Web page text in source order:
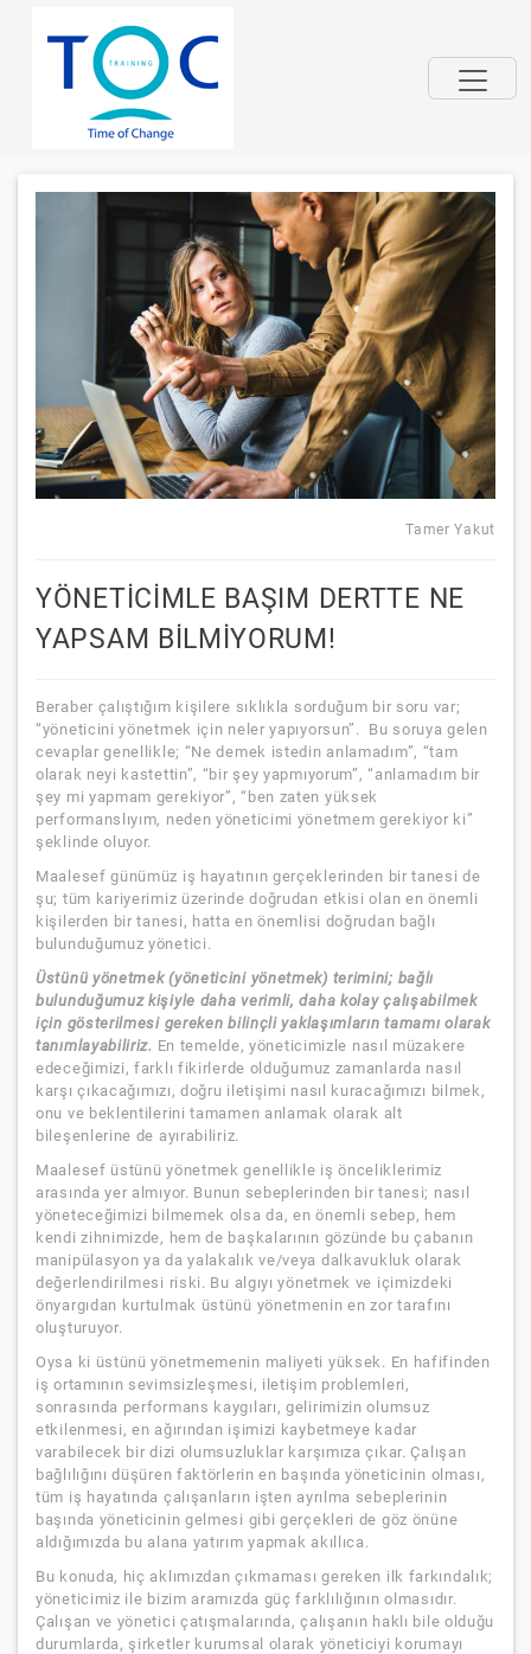
Tamer Yakut
YÖNETİCİMLE BAŞIM DERTTE NE
YAPSAM BİLMİYORUM!
Beraber çalıştığım kişilere sıklıkla sorduğum bir soru var;
“yöneticini yönetmek için neler yapıyorsun”. Bu soruya gelen
cevaplar genellikle; “Ne demek istedin anlamadım”, “tam
olarak neyi kastettin”, “bir şey yapmıyorum”, “anlamadım bir
şey mi yapmam gerekiyor”, “ben zaten yüksek
performanslıyım, neden yöneticimi yönetmem gerekiyor ki”
şeklinde oluyor.
Maalesef günümüz iş hayatının gerçeklerinden bir tanesi de
şu; tüm kariyerimiz üzerinde doğrudan etkisi olan en önemli
kişilerden bir tanesi, hatta en önemlisi doğrudan bağlı
bulunduğumuz yönetici.
Üstünü yönetmek (yöneticini yönetmek) terimini; bağlı
bulunduğumuz kişiyle daha verimli, daha kolay çalışabilmek
için gösterilmesi gereken bilinçli yaklaşımların tamamı olarak
tanımlayabiliriz. En temelde, yöneticimizle nasıl müzakere
edeceğimizi, farklı fikirlerde olduğumuz zamanlarda nasıl
karşı çıkacağımızı, doğru iletişimi nasıl kuracağımızı bilmek,
onu ve beklentilerini tamamen anlamak olarak alt
bileşenlerine de ayırabiliriz.
Maalesef üstünü yönetmek genellikle iş önceliklerimiz
arasında yer almıyor. Bunun sebeplerinden bir tanesi; nasıl
yöneteceğimizi bilmemek olsa da, en önemli sebep, hem
kendi zihnimizde, hem de başkalarının gözünde bu çabanın
manipülasyon ya da yalakalık ve/veya dalkavukluk olarak
değerlendirilmesi riski. Bu algıyı yönetmek ve içimizdeki
önyargıdan kurtulmak üstünü yönetmenin en zor tarafını
oluşturuyor.
Oysa ki üstünü yönetmemenin maliyeti yüksek. En hafifinden
iş ortamının sevimsizleşmesi, iletişim problemleri,
sonrasında performans kaygıları, gelirimizin olumsuz
etkilenmesi, en ağırından işimizi kaybetmeye kadar
varabilecek bir dizi olumsuzluklar karşımıza çıkar. Çalışan
bağlılığını düşüren faktörlerin en başında yöneticinin olması,
tüm iş hayatında çalışanların işten ayrılma sebeplerinin
başında yöneticinin gelmesi gibi gerçekleri de göz önüne
aldığımızda bu alana yatırım yapmak akıllıca.
Bu konuda, hiç aklımızdan çıkmaması gereken ilk farkındalık;
yöneticimiz ile bizim aramızda güç farklılığının olmasıdır.
Çalışan ve yönetici çatışmalarında, çalışanın haklı bile olduğu
durumlarda, şirketler kurumsal olarak yöneticiyi korumayı